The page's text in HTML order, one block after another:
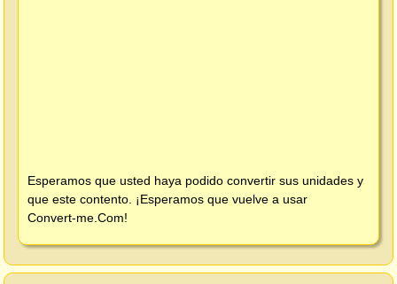
Esperamos que usted haya podido convertir sus unidades y
que este contento. ¡Esperamos que vuelve a usar
Convert-me.Com!